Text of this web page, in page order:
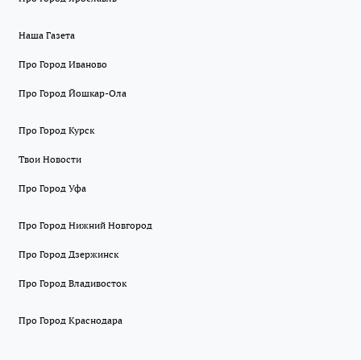
Наша Газета
Про Город Иваново
Про Город Йошкар-Ола
Про Город Курск
Твои Новости
Про Город Уфа
Про Город Нижний Новгород
Про Город Дзержинск
Про Город Владивосток
Про Город Краснодара